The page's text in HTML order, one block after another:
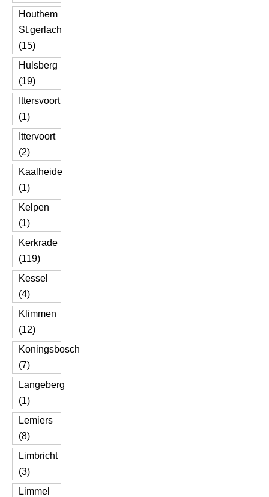
Houthem
St.gerlach
(15)
Hulsberg
(19)
Ittersvoort
(1)
Ittervoort
(2)
Kaalheide
(1)
Kelpen
(1)
Kerkrade
(119)
Kessel
(4)
Klimmen
(12)
Koningsbosch
(7)
Langeberg
(1)
Lemiers
(8)
Limbricht
(3)
Limmel